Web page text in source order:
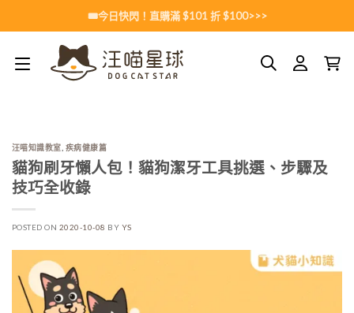
🎟️今日快閃！直購滿 $101 折 $100>>>
汪喵知識教室 疾病健康篇
貓狗刷牙懶人包！貓狗潔牙工具挑選、步驟及
技巧全收錄
POSTED ON 2020-10-08 BY YS